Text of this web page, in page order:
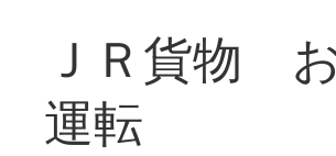
ＪＲ貨物
運転